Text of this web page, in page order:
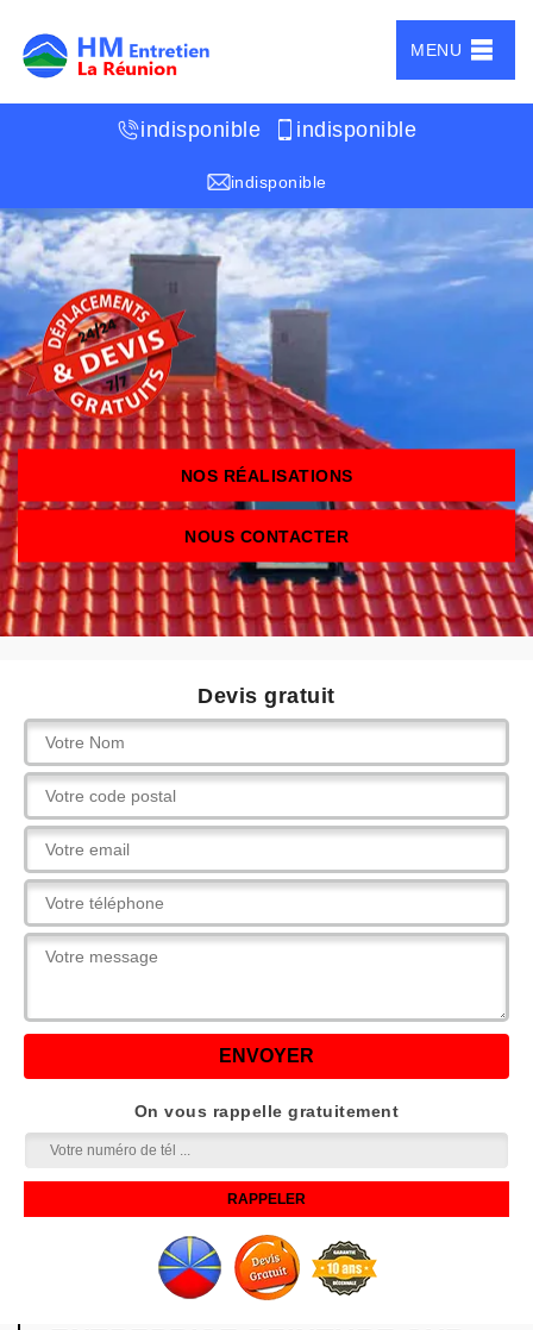
MENU
indisponible indisponible
indisponible
NOS RÉALISATIONS
NOUS CONTACTER
Devis gratuit
On vous rappelle gratuitement